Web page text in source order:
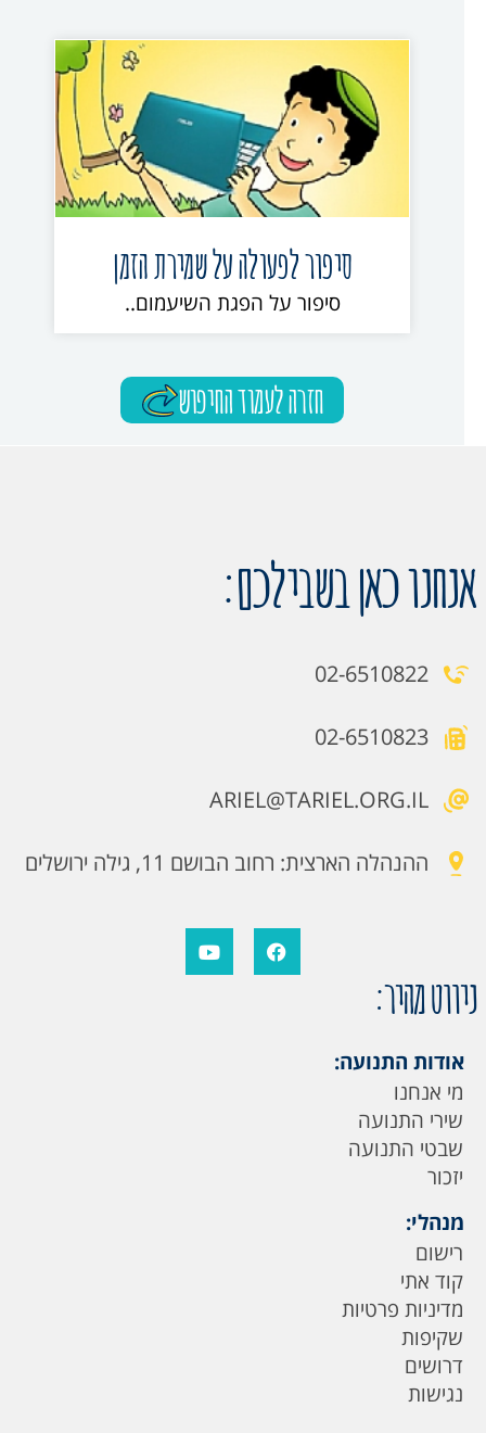
סיפור לפעולה על שמירת הזמן
סיפור על הפגת השיעמום..
חזרה לעמוד החיפוש
אנחנו כאן בשבילכם:
02-6510822
02-6510823
ARIEL@TARIEL.ORG.IL
ההנהלה הארצית: רחוב הבושם 11, גילה ירושלים
ניווט מהיר:
אודות התנועה:
מי אנחנו
שירי התנועה
שבטי התנועה
יזכור
מנהלי:
רישום
קוד אתי
מדיניות פרטיות
שקיפות
דרושים
נגישות